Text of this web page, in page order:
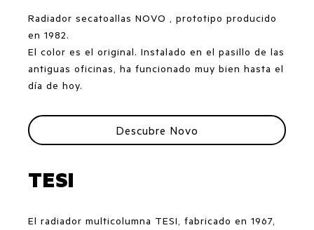
Radiador secatoallas NOVO , prototipo producido
en 1982.
El color es el original. Instalado en el pasillo de las
antiguas oficinas, ha funcionado muy bien hasta el
día de hoy.
Descubre Novo
TESI
El radiador multicolumna TESI, fabricado en 1967,